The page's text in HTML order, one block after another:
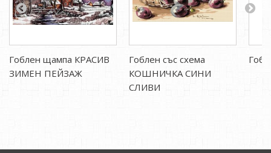
Гоблен щампа КРАСИВ
ЗИМЕН ПЕЙЗАЖ
Гоблен със схема
КОШНИЧКА СИНИ
СЛИВИ